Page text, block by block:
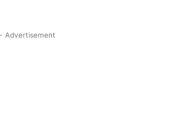
Advertisement